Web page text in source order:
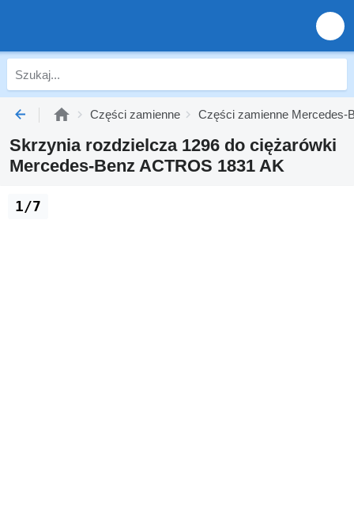
Części zamienne Części zamienne Mercedes-
Skrzynia rozdzielcza 1296 do ciężarówki
Mercedes-Benz ACTROS 1831 AK
1/7